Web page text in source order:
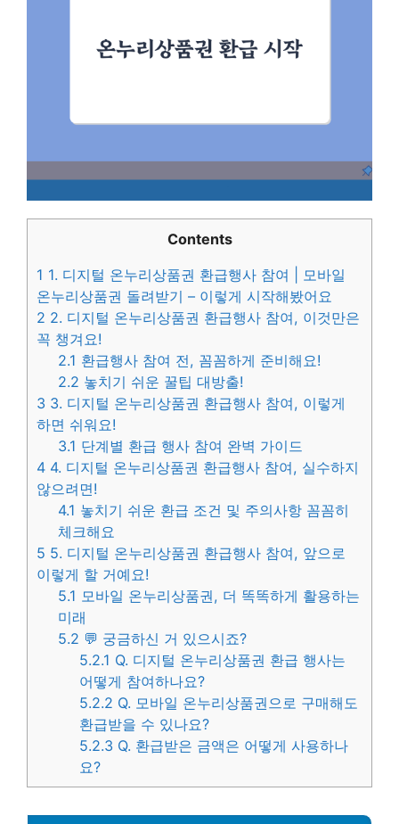
Contents
1 1. 디지털 온누리상품권 환급행사 참여 | 모바일
온누리상품권 돌려받기 – 이렇게 시작해봤어요
2 2. 디지털 온누리상품권 환급행사 참여, 이것만은
꼭 챙겨요!
2.1 환급행사 참여 전, 꼼꼼하게 준비해요!
2.2 놓치기 쉬운 꿀팁 대방출!
3 3. 디지털 온누리상품권 환급행사 참여, 이렇게
하면 쉬워요!
3.1 단계별 환급 행사 참여 완벽 가이드
4 4. 디지털 온누리상품권 환급행사 참여, 실수하지
않으려면!
4.1 놓치기 쉬운 환급 조건 및 주의사항 꼼꼼히
체크해요
5 5. 디지털 온누리상품권 환급행사 참여, 앞으로
이렇게 할 거예요!
5.1 모바일 온누리상품권, 더 똑똑하게 활용하는
미래
5.2 💬 궁금하신 거 있으시죠?
5.2.1 Q. 디지털 온누리상품권 환급 행사는
어떻게 참여하나요?
5.2.2 Q. 모바일 온누리상품권으로 구매해도
환급받을 수 있나요?
5.2.3 Q. 환급받은 금액은 어떻게 사용하나
요?